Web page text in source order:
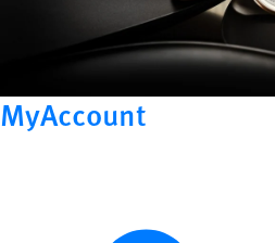
MyAccount